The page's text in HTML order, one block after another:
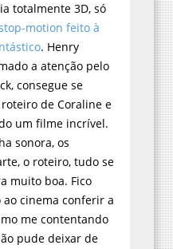
totalmente 3D, só
motion feito à
. Henry
a atenção pelo
consegue se
de Coraline e
um filme incrível.
sonora, os
o roteiro, tudo se
muito boa. Fico
cinema conferir a
me contentando
pude deixar de